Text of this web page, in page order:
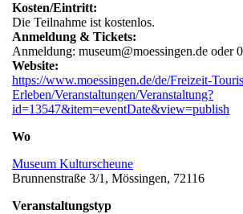
Kosten/Eintritt:
Die Teilnahme ist kostenlos.
Anmeldung & Tickets:
Anmeldung: museum@moessingen.de oder
Website:
https://www.moessingen.de/de/Freizeit-
Erleben/Veranstaltungen/Veranstaltung?
id=13547&item=eventDate&view=publish
Wo
Museum Kulturscheune
Brunnenstraße 3/1, Mössingen, 72116
Veranstaltungstyp